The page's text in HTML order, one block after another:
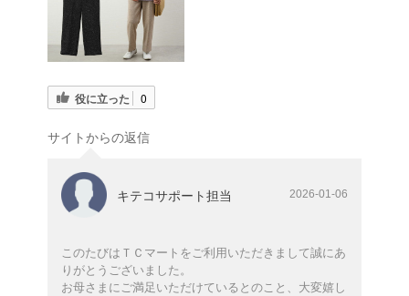
役に立った 0
サイトからの返信
キテコサポート担当 2026-01-06
このたびはＴＣマートをご利用いただきまして誠にあ
りがとうございました。
お母さまにご満足いただけているとのこと、大変嬉し